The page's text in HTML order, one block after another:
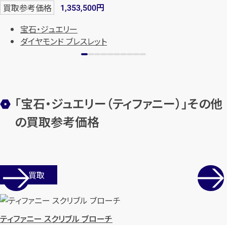
買取参考価格 1,353,500円
宝石・ジュエリー
ダイヤモンド ブレスレット
「宝石・ジュエリー（ティファニー）」その他
の買取参考価格
店舗買取
ティファニー スクリブル ブローチ